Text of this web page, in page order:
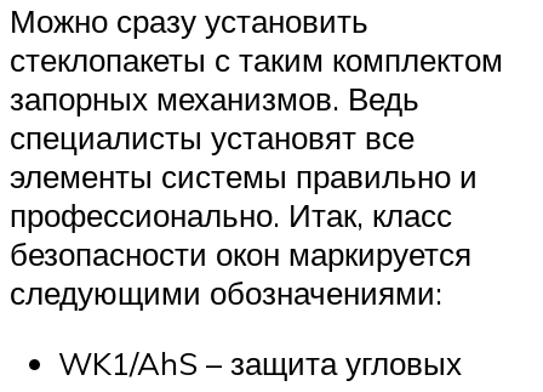
Можно сразу установить
стеклопакеты с таким комплектом
запорных механизмов. Ведь
специалисты установят все
элементы системы правильно и
профессионально. Итак, класс
безопасности окон маркируется
следующими обозначениями:
WK1/AhS – защита угловых